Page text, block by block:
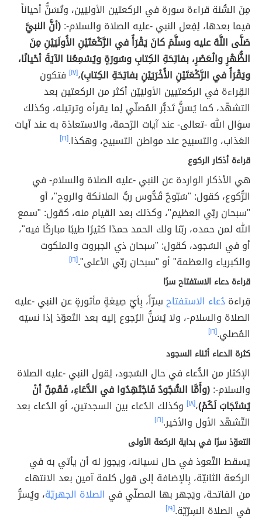
مِنَ السُّنة قراءة سورة في الركعتين الأوليَين، وتُسَنُّ أحياناً
فيما بعدها، لِفِعل النبي -عليه الصلاة والسلام-:(أنَّ النبيَّ
صَلَّى اللَّهُ عليه وسلَّمَ كانَ يَقْرَأُ في الرَّكْعَتَيْنِ الأُولَيَيْنِ مِنَ
الظُّهْرِ والْعَصْرِ، بفاتِحَةِ الكِتابِ وسُورَةٍ ويُسْمِعُنا الآيَةَ أحْيانًا،
ويَقْرَأُ في الرَّكْعَتَيْنِ الأُخْرَيَيْنِ بفاتِحَةِ الكِتابِ)،[١٧]
فتكون
القِراءة في الركعتيين الأوليَيْن أكثر من الركعتين بعد
التشهّد، كما يُسَنُّ تَدبُّر المُصلّي لِما يقرأه وترتيله، وكذلك
سؤال الله -تعالى- عند آيات الرّحمة، والاستعاذة به عند آيات
العَذاب، والتسبيح عند مواطن التسبيح، وهكذا.[١٦]
قراءة أذكار الركوع
هي الأذكار الواردة عن النبي -عليه الصلاة والسلام- في
الرُّكوع، كقول: "سُبّوحٌ قُدُّوس ربُّ الملائكة والروح"، أو
"سبحان ربّي العظيم"، وكذلك بعد القيام منه، كقول: "سمع
الله لمن حمده، ربّنا ولك الحمد حمدًا كثيرًا طيبًا مباركًا فيه"،
أو في السُجود، كقول: "سبحان ذي الجبروت والملكوت
والكبرياء والعظمة" أو "سبحان ربّي الأعلى".[١٦]
قراءة دعاء الاستفتاح سرًا
قِراءةدُعاء الاستفتاحسِرّاً، بِأيّ صِيغةٍ مأثورةٍ عن النبي -عليه
الصلاة والسلام-، ولا يُسَنُّ الرُجوع إليه بعد التَعوّذ إذا نسيَه
المُصلي.[١٦]
كثرة الدعاء أثناء السجود
الإكثار من الدُّعاء في حال السُجود، لِقول النبي -عليه الصلاة
والسلام-:(وأَمَّا السُّجُودُ فَاجْتَهِدُوا في الدُّعَاءِ، فَقَمِنٌ أنْ
يُسْتَجَابَ لَكُمْ)،[١٨]
وكذلك الدُعاء بين السجدتين، أو الدُعاء بعد
التّشهّد الأول والأخير.[١٦]
التعوّذ سرًا في بداية الركعة الأولى
يَسقط التّعوذ في حال نسيانه، ويجوز له أن يأتي به في
الركعة الثانيّة، بِالإضافة إلى قول كلمة آمين بعد الانتهاء
من الفاتحة، ويَجهر بها المصلّي في الصلاة الجهريّة، ويُِسرُّ
في الصلاة السِرّيّة.[١٩]